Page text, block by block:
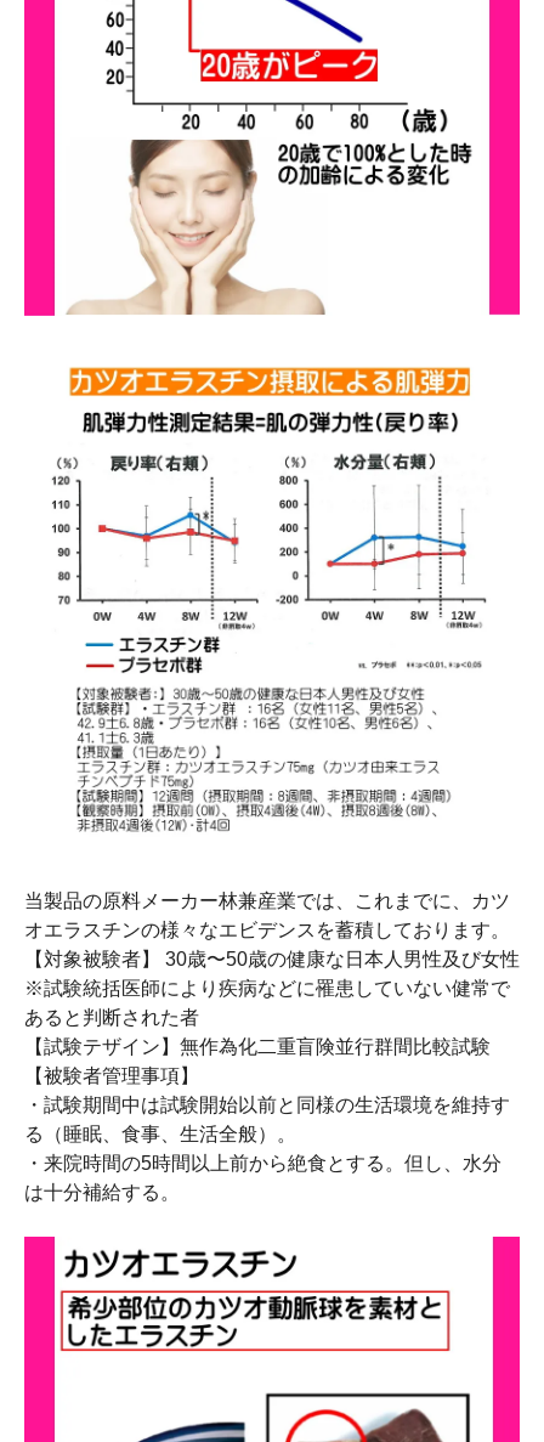
当製品の原料メーカー林兼産業では、これまでに、カツ
オエラスチンの様々なエビデンスを蓄積しております。
【対象被験者】 30歳〜50歳の健康な日本人男性及び女性
※試験統括医師により疾病などに罹患していない健常で
あると判断された者
【試験テザイン】無作為化二重盲険並行群間比較試験
【被験者管理事項】
・試験期間中は試験開始以前と同様の生活環境を維持す
る（睡眠、食事、生活全般）。
・来院時間の5時間以上前から絶食とする。但し、水分
は十分補給する。